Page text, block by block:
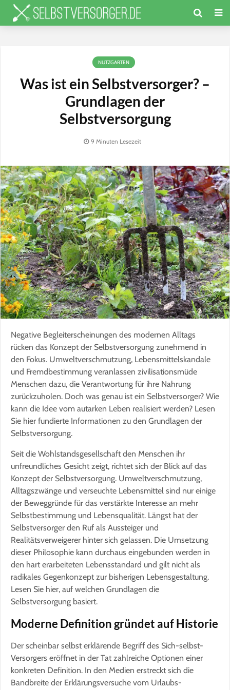
NUTZGARTEN
Was ist ein Selbstversorger? –
Grundlagen der
Selbstversorgung
9 Minuten Lesezeit
Negative Begleiterscheinungen des modernen Alltags
rücken das Konzept der Selbstversorgung zunehmend in
den Fokus. Umweltverschmutzung, Lebensmittelskandale
und Fremdbestimmung veranlassen zivilisationsmüde
Menschen dazu, die Verantwortung für ihre Nahrung
zurückzuholen. Doch was genau ist ein Selbstversorger? Wie
kann die Idee vom autarken Leben realisiert werden? Lesen
Sie hier fundierte Informationen zu den Grundlagen der
Selbstversorgung.
Seit die Wohlstandsgesellschaft den Menschen ihr
unfreundliches Gesicht zeigt, richtet sich der Blick auf das
Konzept der Selbstversorgung. Umweltverschmutzung,
Alltagszwänge und verseuchte Lebensmittel sind nur einige
der Beweggründe für das verstärkte Interesse an mehr
Selbstbestimmung und Lebensqualität. Längst hat der
Selbstversorger den Ruf als Aussteiger und
Realitätsverweigerer hinter sich gelassen. Die Umsetzung
dieser Philosophie kann durchaus eingebunden werden in
den hart erarbeiteten Lebensstandard und gilt nicht als
radikales Gegenkonzept zur bisherigen Lebensgestaltung.
Lesen Sie hier, auf welchen Grundlagen die
Selbstversorgung basiert.
Moderne Definition gründet auf Historie
Der scheinbar selbst erklärende Begriff des Sich-selbst-
Versorgers eröffnet in der Tat zahlreiche Optionen einer
konkreten Definition. In den Medien erstreckt sich die
Bandbreite der Erklärungsversuche vom Urlaubs-